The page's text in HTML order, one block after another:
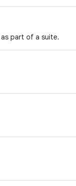
part of a suite.